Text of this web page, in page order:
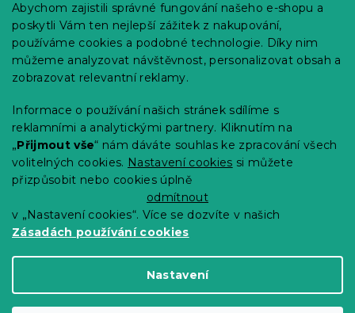
Abychom zajistili správné fungování našeho e-shopu a
poskytli Vám ten nejlepší zážitek z nakupování,
používáme cookies a podobné technologie. Díky nim
můžeme analyzovat návštěvnost, personalizovat obsah a
zobrazovat relevantní reklamy.
Informace o používání našich stránek sdílíme s
reklamními a analytickými partnery. Kliknutím na
„Přijmout vše“ nám dáváte souhlas ke zpracování všech
volitelných cookies. Nastavení cookies si můžete
přizpůsobit nebo cookies úplně
odmítnout
v „Nastavení cookies“. Více se dozvíte v našich
Zásadách používání cookies
Nastavení
Kariéra
Poptávky a B2B spolupráce
Proč se u nás registrovat?
Věrnostní program - Sleva až 10 %
Návody
Tabulky velikostí
Blog